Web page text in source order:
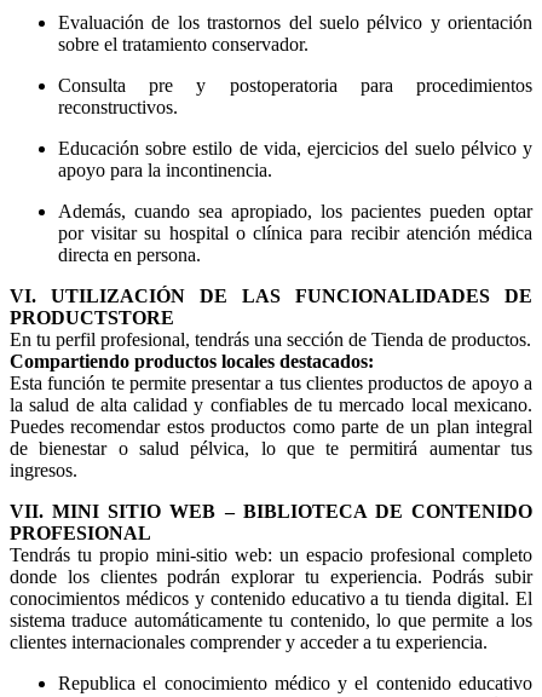
Evaluación de los trastornos del suelo pélvico y orientación
sobre el tratamiento conservador.
Consulta pre y postoperatoria para procedimientos
reconstructivos.
Educación sobre estilo de vida, ejercicios del suelo pélvico y
apoyo para la incontinencia.
Además, cuando sea apropiado, los pacientes pueden optar
por visitar su hospital o clínica para recibir atención médica
directa en persona.
VI. UTILIZACIÓN DE LAS FUNCIONALIDADES DE
PRODUCTSTORE
En tu perfil profesional, tendrás una sección de Tienda de productos.
Compartiendo productos locales destacados:
Esta función te permite presentar a tus clientes productos de apoyo a
la salud de alta calidad y confiables de tu mercado local mexicano.
Puedes recomendar estos productos como parte de un plan integral
de bienestar o salud pélvica, lo que te permitirá aumentar tus
ingresos.
VII. MINI SITIO WEB – BIBLIOTECA DE CONTENIDO
PROFESIONAL
Tendrás tu propio mini-sitio web: un espacio profesional completo
donde los clientes podrán explorar tu experiencia. Podrás subir
conocimientos médicos y contenido educativo a tu tienda digital. El
sistema traduce automáticamente tu contenido, lo que permite a los
clientes internacionales comprender y acceder a tu experiencia.
Republica el conocimiento médico y el contenido educativo